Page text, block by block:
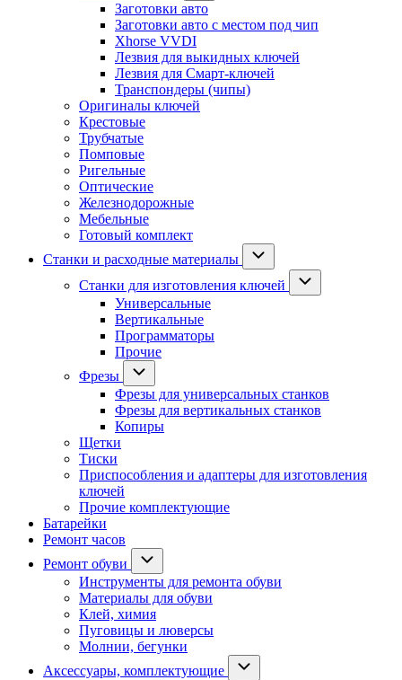
Заготовки авто
Заготовки авто с местом под чип
Xhorse VVDI
Лезвия для выкидных ключей
Лезвия для Смарт-ключей
Транспондеры (чипы)
Оригиналы ключей
Крестовые
Трубчатые
Помповые
Ригельные
Оптические
Железнодорожные
Мебельные
Готовый комплект
Станки и расходные материалы
Станки для изготовления ключей
Универсальные
Вертикальные
Программаторы
Прочие
Фрезы
Фрезы для универсальных станков
Фрезы для вертикальных станков
Копиры
Щетки
Тиски
Приспособления и адаптеры для изготовления
ключей
Прочие комплектующие
Батарейки
Ремонт часов
Ремонт обуви
Инструменты для ремонта обуви
Материалы для обуви
Клей, химия
Пуговицы и люверсы
Молнии, бегунки
Аксессуары, комплектующие